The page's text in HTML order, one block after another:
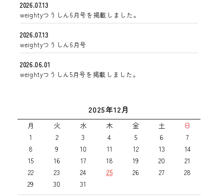
2026.07.13
weightyつうしん6月号を掲載しました。
2026.07.13
weightyつうしん6月号
2026.06.01
weightyつうしん5月号を掲載しました。
2025年12月
月 火 水 木 金 土
日
1
2 3 4 5 6
7
8
9 10 11 12 13
14
15
16 17 18 19 20
21
22
23 24 25 26 27
28
29
30
31